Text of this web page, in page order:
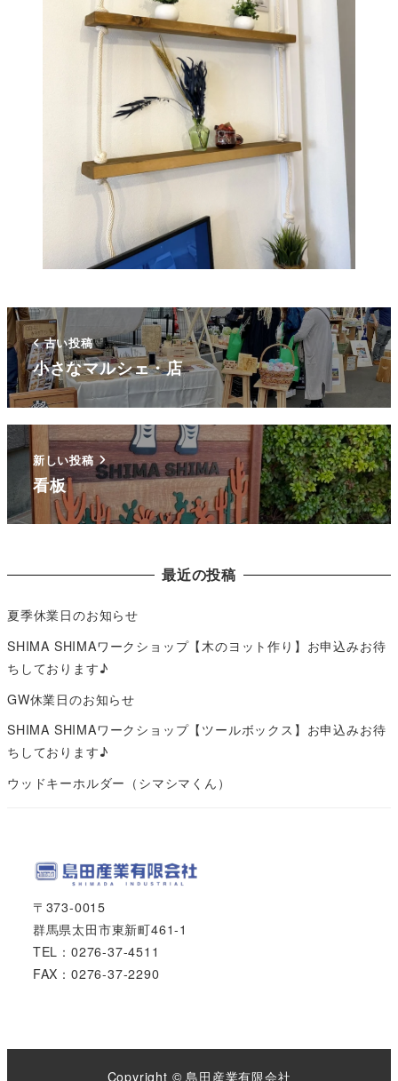
古い投稿
小さなマルシェ・店
新しい投稿
看板
最近の投稿
夏季休業日のお知らせ
SHIMA SHIMAワークショップ【木のヨット作り】お申込みお待
ちしております♪
GW休業日のお知らせ
SHIMA SHIMAワークショップ【ツールボックス】お申込みお待
ちしております♪
ウッドキーホルダー（シマシマくん）
〒373-0015
群馬県太田市東新町461-1
TEL：0276-37-4511
FAX：0276-37-2290
Copyright © 島田産業有限会社